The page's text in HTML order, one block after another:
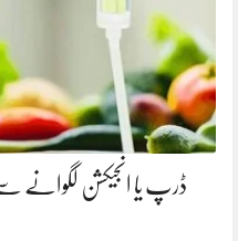
ڈرپ یا انجیکشن لگوانے